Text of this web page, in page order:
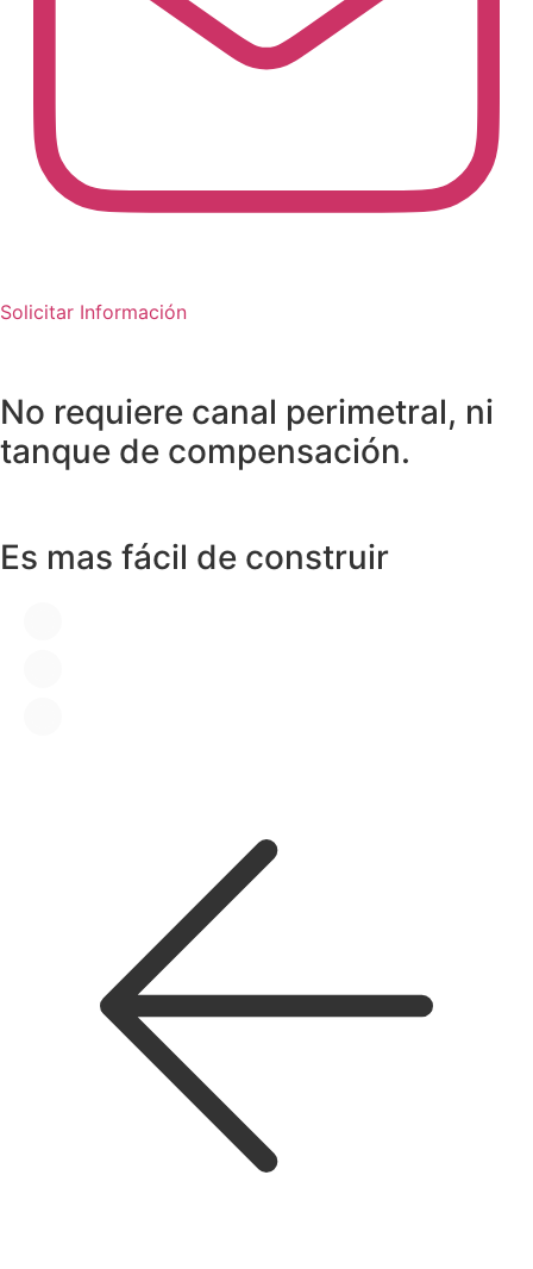
Solicitar Información
No requiere canal perimetral, ni
tanque de compensación.
Es mas fácil de construir